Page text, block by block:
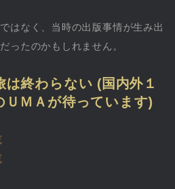
はなく、当時の出版事情が生み出
ったのかもしれません。
は終わらない (国内外１
ＵＭＡが待っています)